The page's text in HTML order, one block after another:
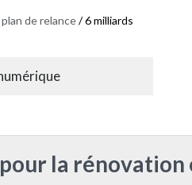
de relance/ 6 milliards
pour la